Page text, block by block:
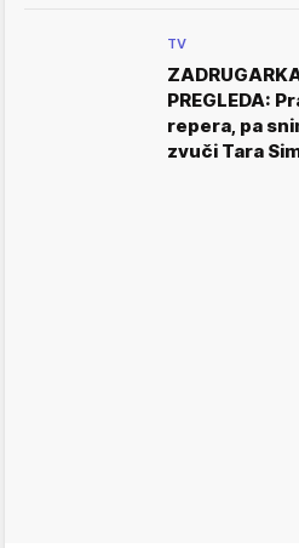
TV
PREGLEDA:
repera, pa
zvuči Tara